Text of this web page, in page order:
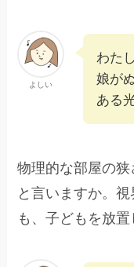
よしい
わた
娘が
ある
物理的な部屋の狭
と言いますか。
も、子どもを放